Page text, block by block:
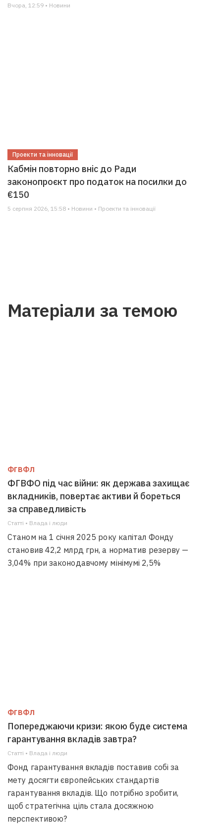
Вчора, 12:59 • Новини
Проекти та інновації
Кабмін повторно вніс до Ради
законопроєкт про податок на посилки до
€150
5 серпня 2026, 15:58 • Новини • Проекти та інновації
Матеріали за темою
ФГВФЛ
ФГВФО під час війни: як держава захищає
вкладників, повертає активи й бореться
за справедливість
Статті • Влада i люди
Станом на 1 січня 2025 року капітал Фонду
становив 42,2 млрд грн, а норматив резерву —
3,04% при законодавчому мінімумі 2,5%
ФГВФЛ
Попереджаючи кризи: якою буде система
гарантування вкладів завтра?
Статті • Влада i люди
Фонд гарантування вкладів поставив собі за
мету досягти європейських стандартів
гарантування вкладів. Що потрібно зробити,
щоб стратегічна ціль стала досяжною
перспективою?